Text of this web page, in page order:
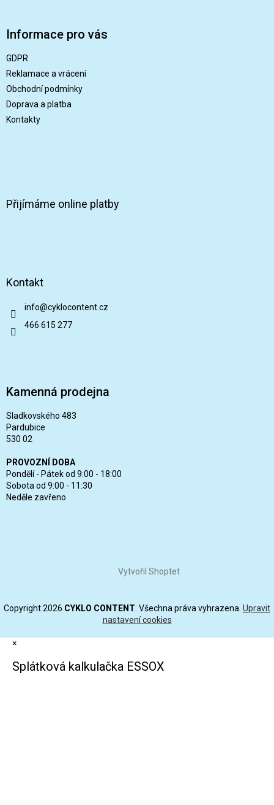
Informace pro vás
GDPR
Reklamace a vrácení
Obchodní podmínky
Doprava a platba
Kontakty
Přijímáme online platby
Kontakt
info@cyklocontent.cz
466 615 277
Kamenná prodejna
Sladkovského 483
Pardubice
530 02
PROVOZNÍ DOBA
Pondělí - Pátek od 9:00 - 18:00
Sobota od 9:00 - 11:30
Neděle zavřeno
Vytvořil Shoptet
Copyright 2026 CYKLO CONTENT . Všechna práva vyhrazena. Upravit
nastavení cookies
×
Splátková kalkulačka ESSOX